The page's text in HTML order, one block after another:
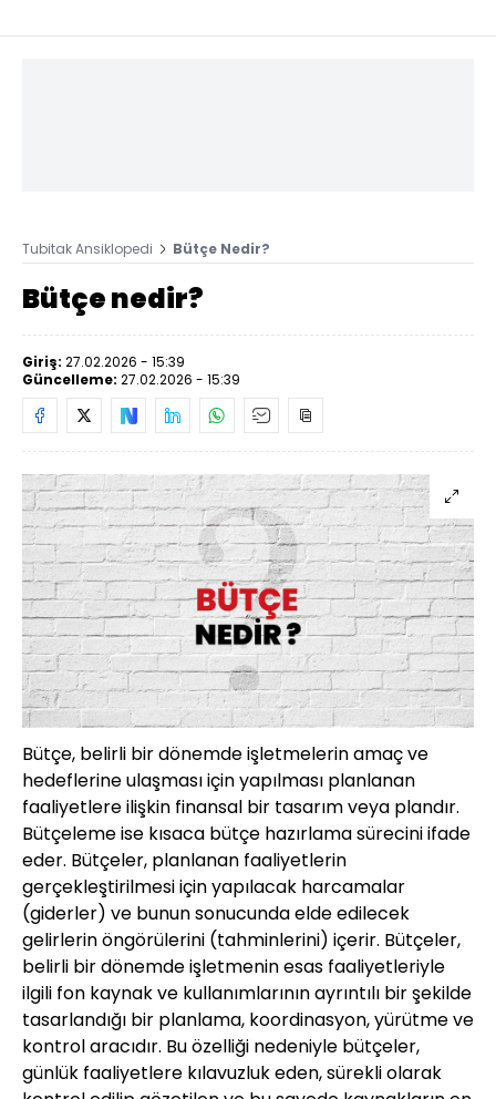
Tubitak Ansiklopedi Bütçe Nedir?
Bütçe nedir?
Giriş: 27.02.2026 - 15:39
Güncelleme: 27.02.2026 - 15:39
Bütçe, belirli bir dönemde işletmelerin amaç ve
hedeflerine ulaşması için yapılması planlanan
faaliyetlere ilişkin finansal bir tasarım veya plandır.
Bütçeleme ise kısaca bütçe hazırlama sürecini ifade
eder. Bütçeler, planlanan faaliyetlerin
gerçekleştirilmesi için yapılacak harcamalar
(giderler) ve bunun sonucunda elde edilecek
gelirlerin öngörülerini (tahminlerini) içerir. Bütçeler,
belirli bir dönemde işletmenin esas faaliyetleriyle
ilgili fon kaynak ve kullanımlarının ayrıntılı bir şekilde
tasarlandığı bir planlama, koordinasyon, yürütme ve
kontrol aracıdır. Bu özelliği nedeniyle bütçeler,
günlük faaliyetlere kılavuzluk eden, sürekli olarak